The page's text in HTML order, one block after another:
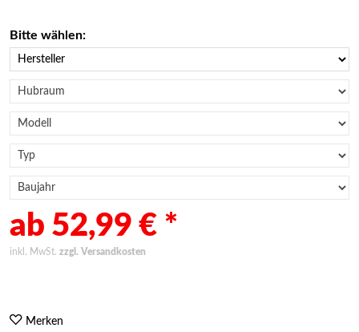
Bitte wählen:
ab 52,99 € *
inkl. MwSt. zzgl. Versandkosten
Merken